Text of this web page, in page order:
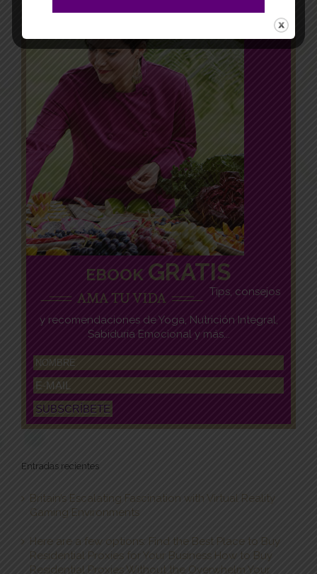
EBOOK GRATIS
Tips, consejos
y recomendaciones de Yoga, Nutrición Integral,
Sabiduría Emocional y más...
Entradas recientes
Britain’s Escalating Fascination with Virtual Reality
Gaming Environments
Here are a few options: Find the Best Place to Buy
Residential Proxies for Your Business How to Buy
Residential Proxies Without the Overwhelm Your